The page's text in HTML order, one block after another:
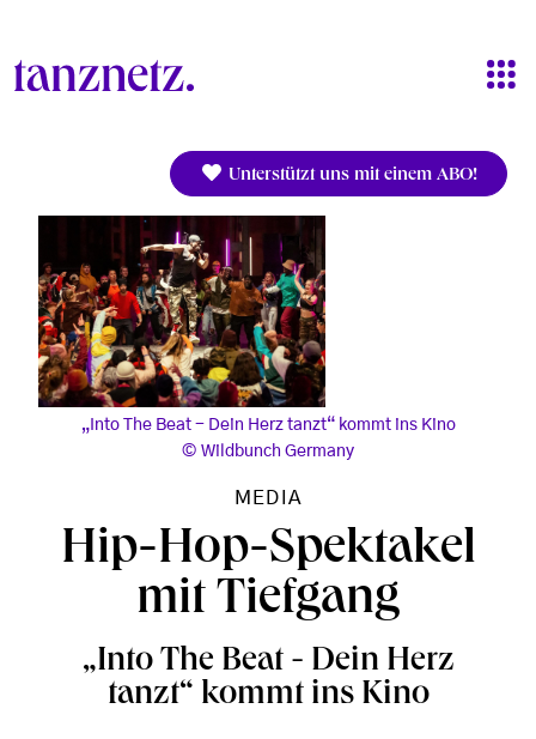
Unterstützt uns mit einem ABO!
„Into The Beat - Dein Herz tanzt“ kommt ins Kino
Wildbunch Germany
MEDIA
Hip-Hop-Spektakel
mit Tiefgang
„Into The Beat - Dein Herz
tanzt“ kommt ins Kino